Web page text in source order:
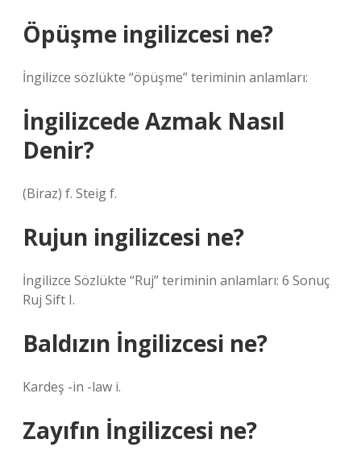
Öpüşme ingilizcesi ne?
İngilizce sözlükte “öpüşme” teriminin anlamları:
İngilizcede Azmak Nasıl
Denir?
(Biraz) f. Steig f.
Rujun ingilizcesi ne?
İngilizce Sözlükte “Ruj” teriminin anlamları: 6 Sonuç
Ruj Sift I.
Baldızın İngilizcesi ne?
Kardeş -in -law i.
Zayıfın İngilizcesi ne?